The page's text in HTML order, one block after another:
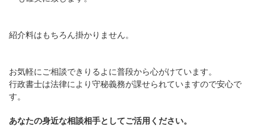
紹介料はもちろん掛かりません。
お気軽にご相談できりるよに普段から心がけています。
行政書士は法律により守秘義務が課せられていますので安心で
す。
あなたの身近な相談相手としてご活用ください。